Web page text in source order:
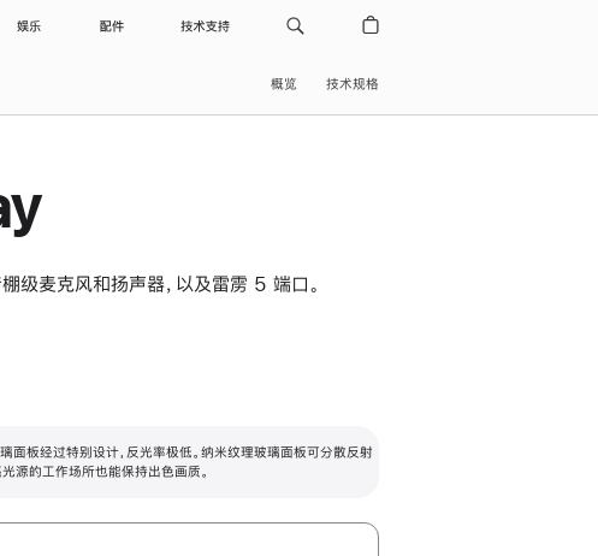
娱乐 配件 技术支持
概览 技术规格
麦克风和扬声器，以及雷雳 5 端口。
面板经过特别设计，反光率极低。纳米纹理玻璃面板可分散反射
源的工作场所也能保持出色画质。